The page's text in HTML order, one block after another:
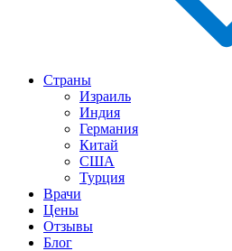
Страны
Израиль
Индия
Германия
Китай
США
Турция
Врачи
Цены
Отзывы
Блог